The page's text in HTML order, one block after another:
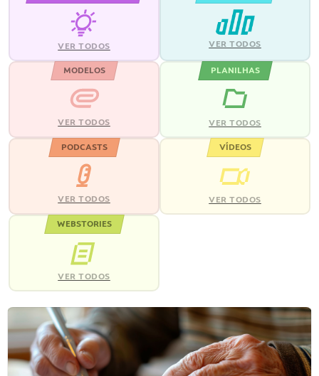
VER TODOS VER TODOS
MODELOS
VER TODOS
PLANILHAS
VER TODOS
PODCASTS
VER TODOS
VÍDEOS
VER TODOS
WEBSTORIES
VER TODOS